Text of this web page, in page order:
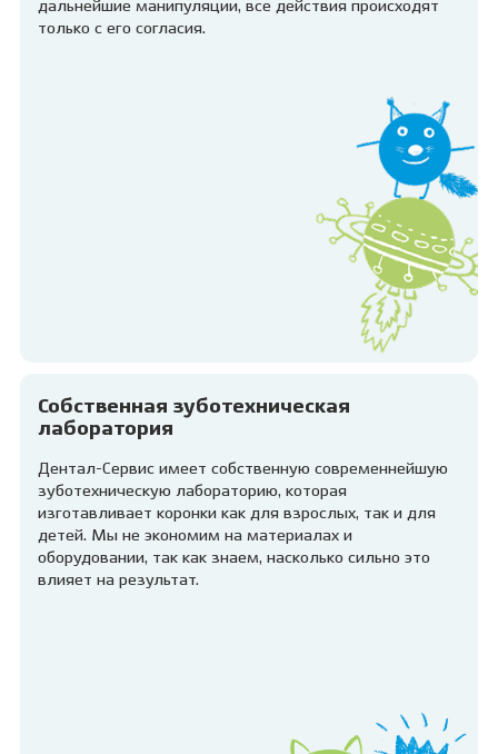
дальнейшие манипуляции, все действия происходят
только с его согласия.
Собственная зуботехническая
лаборатория
Дентал-Сервис имеет собственную современнейшую
зуботехническую лабораторию, которая
изготавливает коронки как для взрослых, так и для
детей. Мы не экономим на материалах и
оборудовании, так как знаем, насколько сильно это
влияет на результат.